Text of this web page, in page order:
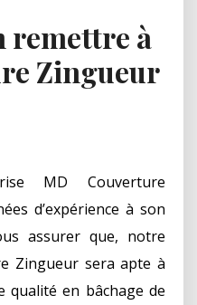
remettre à
Zingueur
MD Couverture
d’expérience à son
assurer que, notre
Zingueur sera apte à
en bâchage de